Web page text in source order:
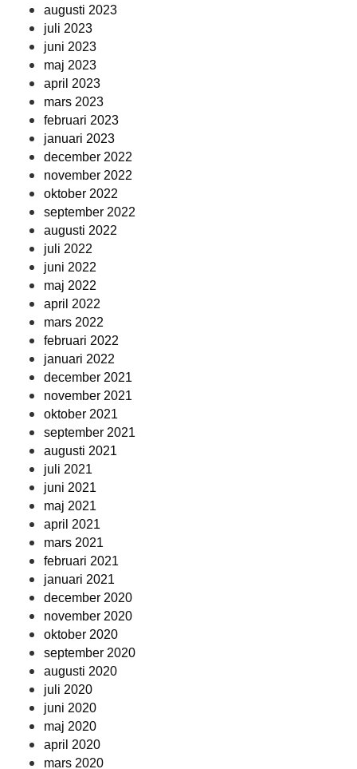
augusti 2023
juli 2023
juni 2023
maj 2023
april 2023
mars 2023
februari 2023
januari 2023
december 2022
november 2022
oktober 2022
september 2022
augusti 2022
juli 2022
juni 2022
maj 2022
april 2022
mars 2022
februari 2022
januari 2022
december 2021
november 2021
oktober 2021
september 2021
augusti 2021
juli 2021
juni 2021
maj 2021
april 2021
mars 2021
februari 2021
januari 2021
december 2020
november 2020
oktober 2020
september 2020
augusti 2020
juli 2020
juni 2020
maj 2020
april 2020
mars 2020